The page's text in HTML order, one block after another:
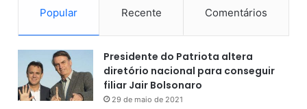
Popular Recente Comentários
Presidente do Patriota altera
diretório nacional para conseguir
filiar Jair Bolsonaro
29 de maio de 2021